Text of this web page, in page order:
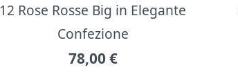
12 Rose Rosse Big in Elegante
Confezione
78,00 €